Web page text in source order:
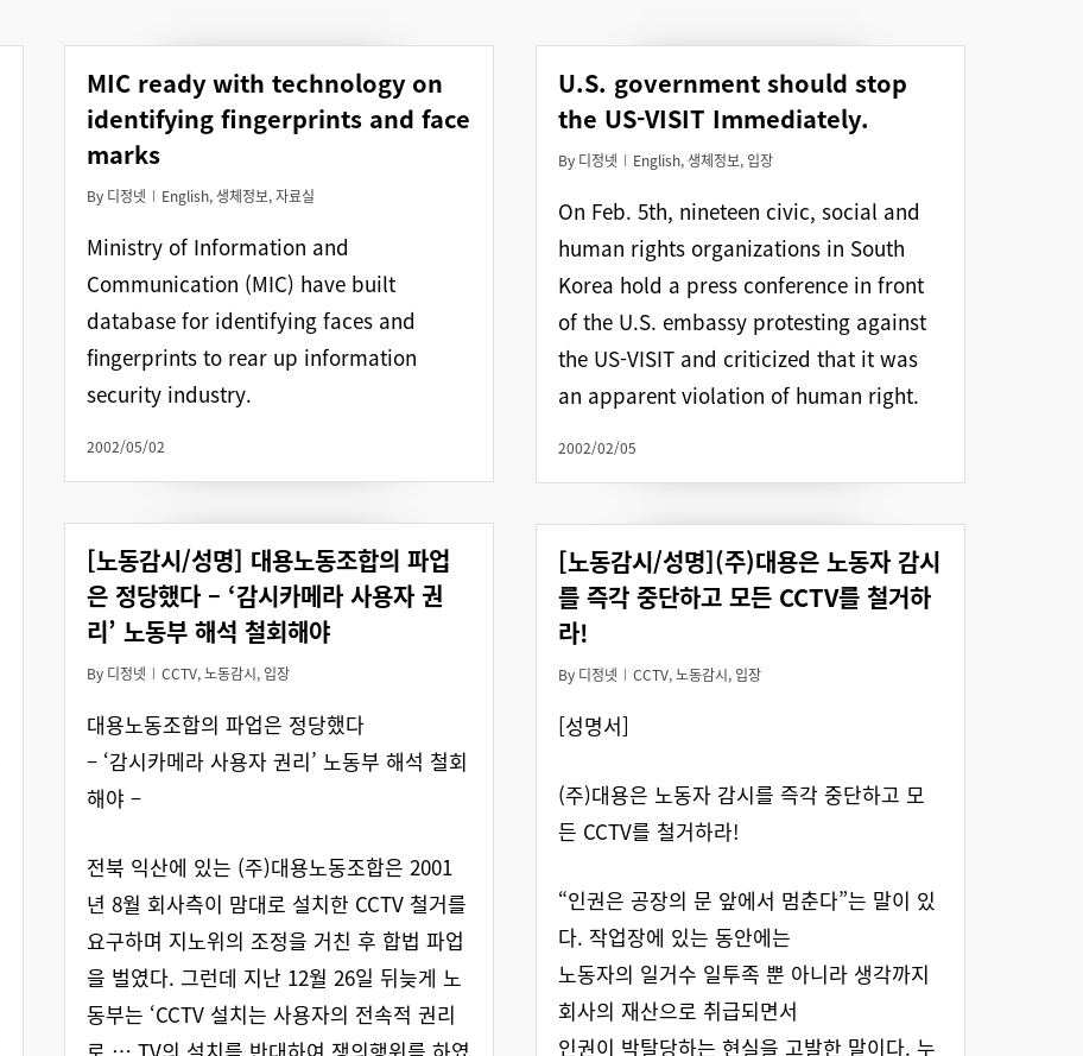
MIC ready with technology on
identifying fingerprints and face
marks
By 디정넷 English,생체정보,자료실
Ministry of Information and
Communication (MIC) have built
database for identifying faces and
fingerprints to rear up information
security industry.
2002/05/02
U.S. government should stop
the US-VISIT Immediately.
By 디정넷 English,생체정보, 입장
On Feb. 5th, nineteen civic, social and
human rights organizations in South
Korea hold a press conference in front
of the U.S. embassy protesting against
the US-VISIT and criticized that it was
an apparent violation of human right.
2002/02/05
[노동감시/성명] 대용노동조합의 파업
은 정당했다 – ‘감시카메라 사용자 권
리’ 노동부 해석 철회해야
By 디정넷 CCTV,노동감시, 입장
대용노동조합의 파업은 정당했다
– ‘감시카메라 사용자 권리’ 노동부 해석 철회
해야 –
전북 익산에 있는 (주)대용노동조합은 2001
년 8월 회사측이 맘대로 설치한 CCTV 철거를
요구하며 지노위의 조정을 거친 후 합법 파업
을 벌였다. 그런데 지난 12월 26일 뒤늦게 노
동부는 ‘CCTV 설치는 사용자의 전속적 권리
[노동감시/성명](주)대용은 노동자 감시
를 즉각 중단하고 모든 CCTV를 철거하
라!
By 디정넷 CCTV,노동감시, 입장
[성명서]
(주)대용은 노동자 감시를 즉각 중단하고 모
든 CCTV를 철거하라!
“인권은 공장의 문 앞에서 멈춘다”는 말이 있
다. 작업장에 있는 동안에는
노동자의 일거수 일투족 뿐 아니라 생각까지
회사의 재산으로 취급되면서
인권이 박탈당하는 현실을 고발한 말이다. 누